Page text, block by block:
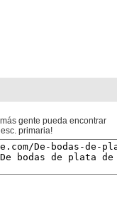
gente pueda encontrar
primaria!